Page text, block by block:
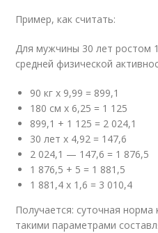
Пример, как считать:
Для мужчины 30 лет ростом
средней физической
90 кг х 9,99 = 899,1
180 см х 6,25 = 1 125
899,1 + 1 125 = 2 024,1
30 лет х 4,92 = 147,6
2 024,1 — 147,6 = 1 876,5
1 876,5 + 5 = 1 881,5
1 881,4 х 1,6 = 3 010,4
Получается: суточная
такими параметрами